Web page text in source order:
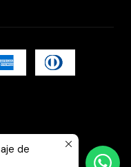
por
de